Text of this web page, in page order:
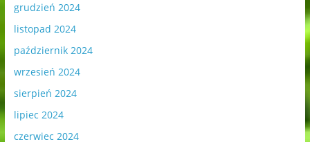
grudzień 2024
listopad 2024
październik 2024
wrzesień 2024
sierpień 2024
lipiec 2024
czerwiec 2024